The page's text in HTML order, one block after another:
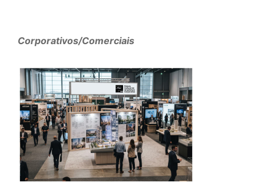
Corporativos/Comerciais